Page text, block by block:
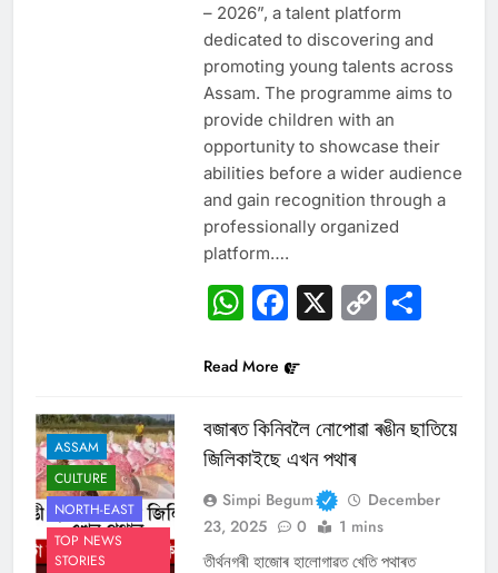
– 2026”, a talent platform
dedicated to discovering and
promoting young talents across
Assam. The programme aims to
provide children with an
opportunity to showcase their
abilities before a wider audience
and gain recognition through a
professionally organized
platform….
WhatsApp
Facebook
X Copy
Read More
ASSAM
CULTURE
NORTH-EAST
TOP NEWS
STORIES
বজাৰত কিনিবলৈ নোপোৱা ৰঙীন ছাতিয়ে
জিলিকাইছে এখন পথাৰ
Simpi Begum
December
23, 2025
0 1 mins
তীৰ্থনগৰী হাজোৰ হালোগাৱত খেতি পথাৰত